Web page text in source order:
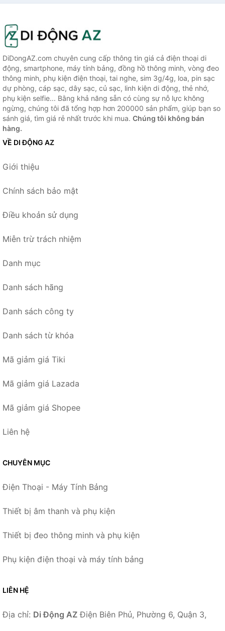
DiDongAZ.com chuyên cung cấp thông tin giá cả điện thoại di
động, smartphone, máy tính bảng, đồng hồ thông minh, vòng đeo
thông minh, phụ kiện điện thoại, tai nghe, sim 3g/4g, loa, pin sạc
dự phòng, cáp sạc, dây sạc, củ sạc, linh kiện di động, thẻ nhớ,
phụ kiện selfie... Bằng khả năng sẵn có cùng sự nỗ lực không
ngừng, chúng tôi đã tổng hợp hơn 200000 sản phẩm, giúp bạn so
sánh giá, tìm giá rẻ nhất trước khi mua. Chúng tôi không bán
hàng.
VỀ DI ĐỘNG AZ
Giới thiệu
Chính sách bảo mật
Điều khoản sử dụng
Miễn trừ trách nhiệm
Danh mục
Danh sách hãng
Danh sách công ty
Danh sách từ khóa
Mã giảm giá Tiki
Mã giảm giá Lazada
Mã giảm giá Shopee
Liên hệ
CHUYÊN MỤC
Điện Thoại - Máy Tính Bảng
Thiết bị âm thanh và phụ kiện
Thiết bị đeo thông minh và phụ kiện
Phụ kiện điện thoại và máy tính bảng
LIÊN HỆ
Địa chỉ: Di Động AZ Điện Biên Phủ, Phường 6, Quận 3,